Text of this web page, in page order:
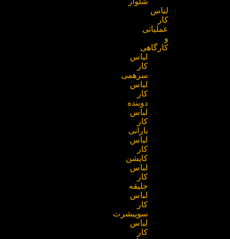
لباس
کار
عملیاتی
کارگاهی
لباس
کار
سرهمی
لباس
کار
دوبنده
لباس
کار
بارانی
لباس
کار
کاپشن
لباس
کار
جلیقه
لباس
کار
سوییشرت
لباس
کار